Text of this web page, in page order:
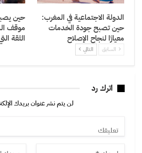
الدولة الاجتماعية في المغرب:
حين تصبح جودة الخدمات
معيارًا لنجاح الإصلاح
حين
موقف
الثقة
السابق التالي
اترك رد
لن يتم نشر عنوان بريدك